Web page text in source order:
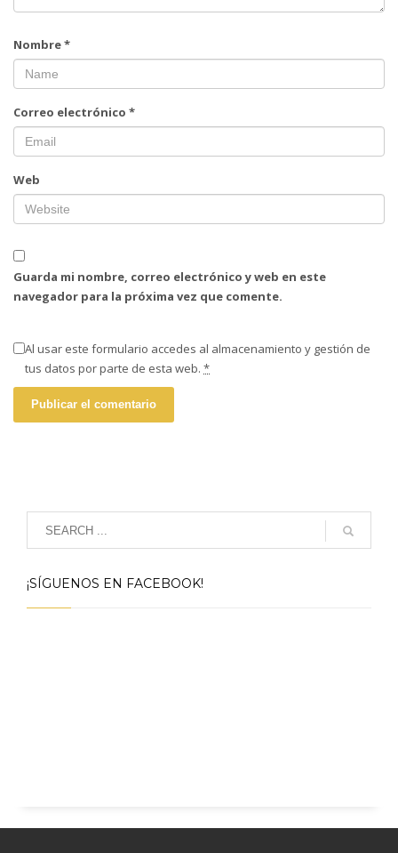
Nombre*
Correo electrónico *
Web
Guarda mi nombre, correo electrónico y web en este
navegador para la próxima vez que comente.
Al usar este formulario accedes al almacenamiento y gestión de
tus datos por parte de esta web. *
¡SÍGUENOS EN FACEBOOK!